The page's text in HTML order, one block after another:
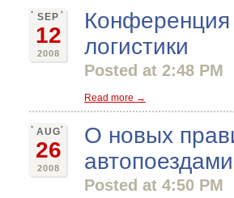
SEP
12
2008
Конференция
логистики
Posted at 2:48 PM
Read more →
AUG
26
2008
О новых
Posted at 4:50 PM